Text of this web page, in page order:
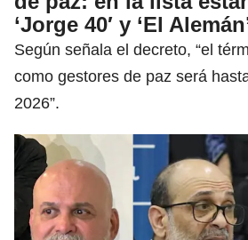
‘Jorge 40′ y ‘El
Según señala el decreto, “el
como gestores de paz será
2026”.